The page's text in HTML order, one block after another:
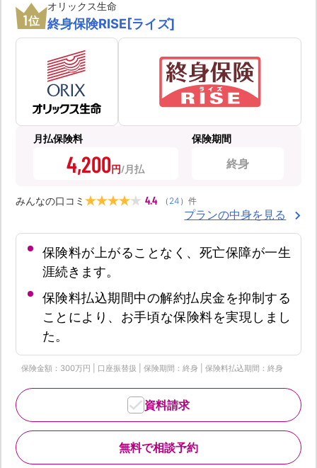
1位
オリックス生命
終身保険RISE[ライズ]
月払保険料
4,200円
保険期間
終身
みんなの口コミ 4.4 （ 24 ） 件
プランの中身を見る
保険料が上がることなく、死亡保障が一生
涯続きます。
保険料払込期間中の解約払戻金を抑制する
ことにより、お手頃な保険料を実現しまし
た。
保険金額：300万円 | 口座振替扱 | 保険期間：終身 | 保険料払込期間：終身
無料で相談予約
資料請求